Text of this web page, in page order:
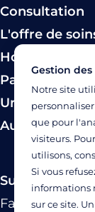
Consultation
L'offre de
Hospitalisation
Paiement
Urgence
Autres modes
Suivez-nous
Facebook
Gestion
Notre site
que pour
visiteurs.
utilisons,
Si vous
informations
sur ce site.